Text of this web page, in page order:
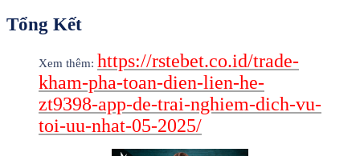
Tổng Kết
Xem thêm: https://rstebet.co.id/trade-
kham-pha-toan-dien-lien-he-
zt9398-app-de-trai-nghiem-dich-vu-
toi-uu-nhat-05-2025/